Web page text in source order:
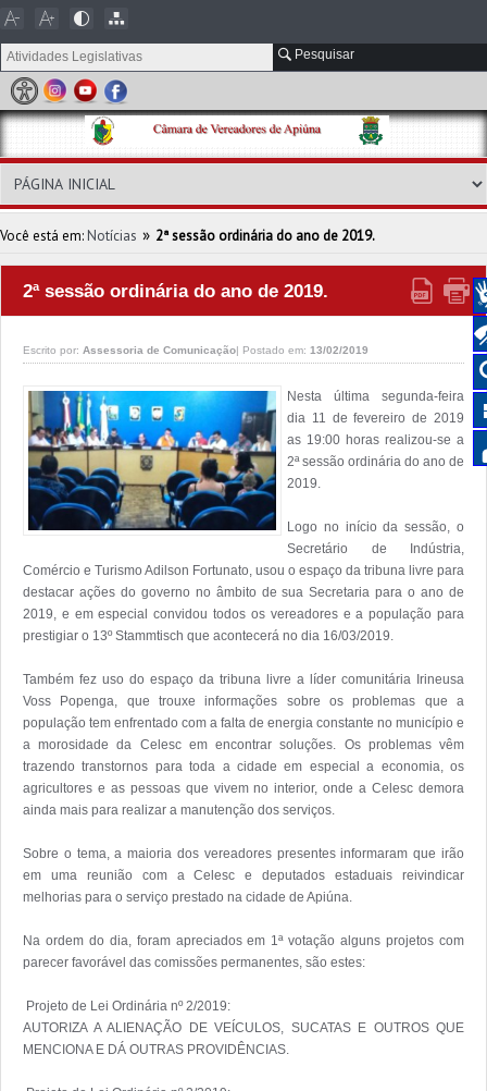
Pesquisar
Você está em: Notícias » 2ª sessão ordinária do ano de 2019.
2ª sessão ordinária do ano de 2019.
Escrito por: Assessoria de Comunicação| Postado em: 13/02/2019
Nesta última segunda-feira
dia 11 de fevereiro de 2019
as 19:00 horas realizou-se a
2ª sessão ordinária do ano de
2019.
Logo no início da sessão, o
Secretário de Indústria,
Comércio e Turismo Adilson Fortunato, usou o espaço da tribuna livre para
destacar ações do governo no âmbito de sua Secretaria para o ano de
2019, e em especial convidou todos os vereadores e a população para
prestigiar o 13º Stammtisch que acontecerá no dia 16/03/2019.
Também fez uso do espaço da tribuna livre a líder comunitária Irineusa
Voss Popenga, que trouxe informações sobre os problemas que a
população tem enfrentado com a falta de energia constante no município e
a morosidade da Celesc em encontrar soluções. Os problemas vêm
trazendo transtornos para toda a cidade em especial a economia, os
agricultores e as pessoas que vivem no interior, onde a Celesc demora
ainda mais para realizar a manutenção dos serviços.
Sobre o tema, a maioria dos vereadores presentes informaram que irão
em uma reunião com a Celesc e deputados estaduais reivindicar
melhorias para o serviço prestado na cidade de Apiúna.
Na ordem do dia, foram apreciados em 1ª votação alguns projetos com
parecer favorável das comissões permanentes, são estes:
AUTORIZA A ALIENAÇÃO DE VEÍCULOS, SUCATAS E OUTROS QUE
MENCIONA E DÁ OUTRAS PROVIDÊNCIAS.